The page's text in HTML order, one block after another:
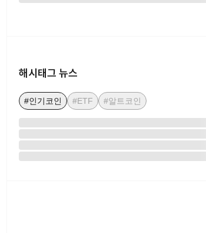
해시태그 뉴스
#인기코인 #ETF #알트코인